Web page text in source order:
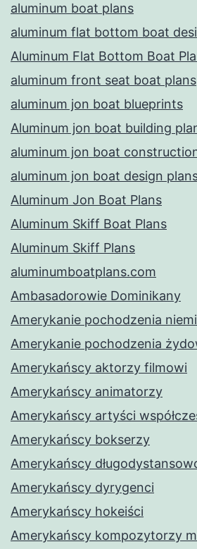
aluminum boat plans
aluminum flat bottom boat
Aluminum Flat Bottom Boat
aluminum front seat boat plans
aluminum jon boat blueprints
Aluminum jon boat building
aluminum jon boat
aluminum jon boat design
Aluminum Jon Boat Plans
Aluminum Skiff Boat Plans
Aluminum Skiff Plans
aluminumboatplans.com
Ambasadorowie Dominikany
Amerykanie pochodzenia
Amerykanie pochodzenia
Amerykańscy aktorzy filmowi
Amerykańscy animatorzy
Amerykańscy artyści
Amerykańscy bokserzy
Amerykańscy
Amerykańscy dyrygenci
Amerykańscy hokeiści
Amerykańscy kompozytorzy